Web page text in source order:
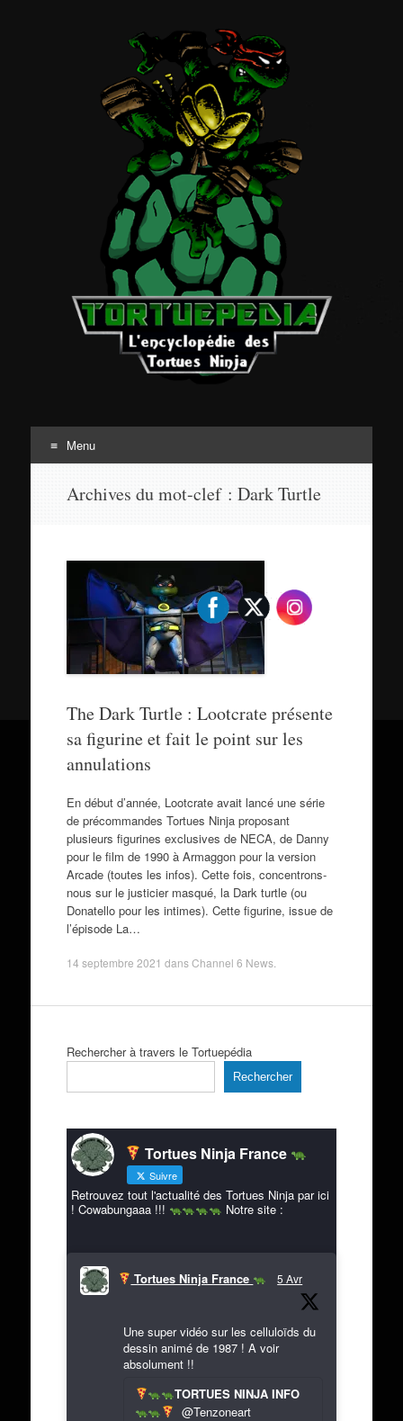
Tortuepédia
Menu
Archives du mot-clef : Dark Turtle
The Dark Turtle : Lootcrate présente
sa figurine et fait le point sur les
annulations
En début d’année, Lootcrate avait lancé une série
de précommandes Tortues Ninja proposant
plusieurs figurines exclusives de NECA, de Danny
pour le film de 1990 à Armaggon pour la version
Arcade (toutes les infos). Cette fois, concentrons-
nous sur le justicier masqué, la Dark turtle (ou
Donatello pour les intimes). Cette figurine, issue de
l’épisode La…
14 septembre 2021 dansChannel 6 News.
Rechercher à travers le Tortuepédia
Rechercher
Tortues Ninja France
Suivre
Retrouvez tout l'actualité des Tortues Ninja par ici
! Cowabungaaa !!!
Notre site :
Tortues Ninja France 5 Avr
Une super vidéo sur les celluloïds du
dessin animé de 1987 ! A voir
absolument !!
TORTUES NINJA INFO
@Tenzoneart